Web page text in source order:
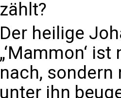
zählt?
Der heilige
„‘Mammon‘
nach, sondern
unter ihn